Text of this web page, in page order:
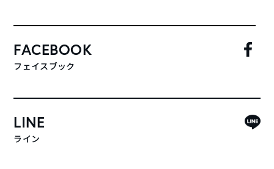
FACEBOOK
フェイスブック
LINE
ライン